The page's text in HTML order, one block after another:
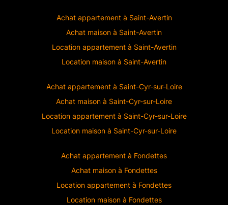
Achat appartement à Saint-Avertin
Achat maison à Saint-Avertin
Location appartement à Saint-Avertin
Location maison à Saint-Avertin
Achat appartement à Saint-Cyr-sur-Loire
Achat maison à Saint-Cyr-sur-Loire
Location appartement à Saint-Cyr-sur-Loire
Location maison à Saint-Cyr-sur-Loire
Achat appartement à Fondettes
Achat maison à Fondettes
Location appartement à Fondettes
Location maison à Fondettes